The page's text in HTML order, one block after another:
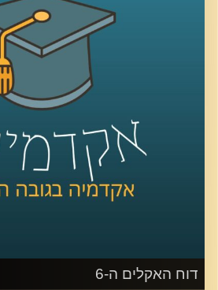
איך משתפים פעולה עם גופים
בעל מומחיות וכלי עבודה שונים?
הכניסה למדינות היעד? ואיך מקיימים
הקורונה והריחוק החברתי?
קרדיט תמונות:AudioVersity
דוח האקלים ה-6